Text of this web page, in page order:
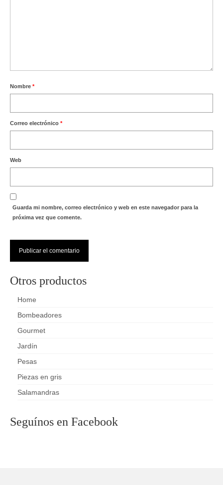
Nombre *
Correo electrónico *
Web
Guarda mi nombre, correo electrónico y web en este navegador para la
próxima vez que comente.
Otros productos
Home
Bombeadores
Gourmet
Jardín
Pesas
Piezas en gris
Salamandras
Seguínos en Facebook